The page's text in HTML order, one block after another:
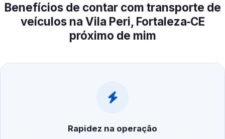
Benefícios de contar com transporte de
veículos na Vila Peri, Fortaleza‑CE
próximo de mim
Rapidez na operação